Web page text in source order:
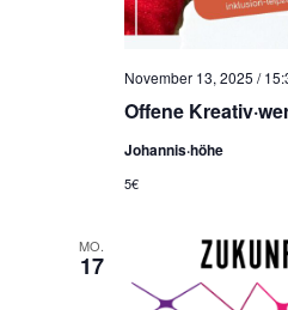
Offene
November 13, 2025 /
Johannis·höhe
5€
MO.
17